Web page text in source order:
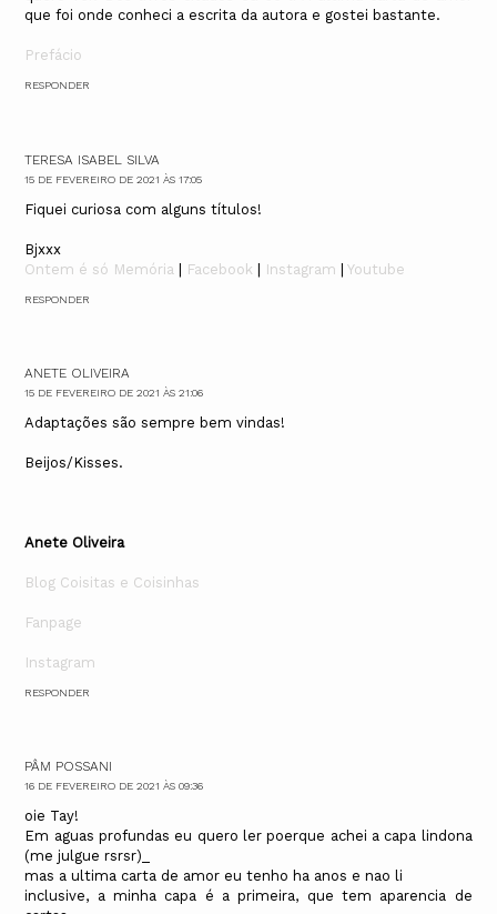
que foi onde conheci a escrita da autora e gostei bastante.
Prefácio
RESPONDER
TERESA ISABEL SILVA
15 DE FEVEREIRO DE 2021 ÀS 17:05
Fiquei curiosa com alguns títulos!
Bjxxx
Ontem é só Memória | Facebook | Instagram |Youtube
RESPONDER
ANETE OLIVEIRA
15 DE FEVEREIRO DE 2021 ÀS 21:06
Adaptações são sempre bem vindas!
Beijos/Kisses.
Anete Oliveira
Blog Coisitas e Coisinhas
Fanpage
Instagram
RESPONDER
PÂM POSSANI
16 DE FEVEREIRO DE 2021 ÀS 09:36
oie Tay!
Em aguas profundas eu quero ler poerque achei a capa lindona
(me julgue rsrsr)_
mas a ultima carta de amor eu tenho ha anos e nao li
inclusive, a minha capa é a primeira, que tem aparencia de